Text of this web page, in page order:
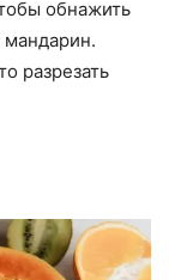
обнажить
мандарин.
разрезать